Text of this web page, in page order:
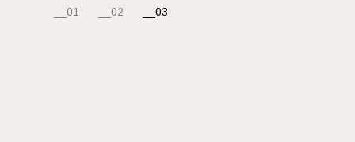
NAVEGACIÓN
01 02 03